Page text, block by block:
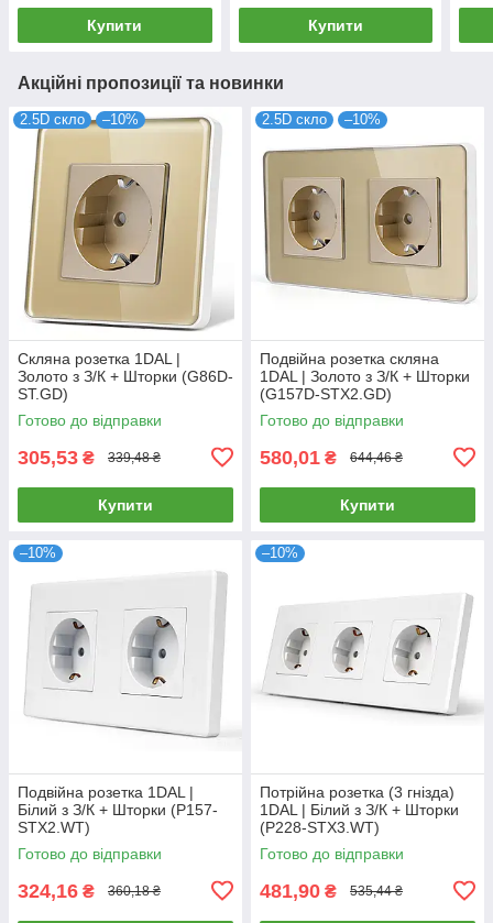
Купити Купити
Акційні пропозиції та новинки
2.5D скло –10%
Скляна розетка 1DAL |
Золото з З/К + Шторки (G86D-
ST.GD)
Готово до відправки
305,53 ₴ 339,48 ₴
Купити
2.5D скло –10%
Подвійна розетка скляна
1DAL | Золото з З/К + Шторки
(G157D-STX2.GD)
Готово до відправки
580,01 ₴ 644,46 ₴
Купити
–10%
Подвійна розетка 1DAL |
Білий з З/К + Шторки (P157-
STX2.WT)
Готово до відправки
324,16 ₴ 360,18 ₴
–10%
Потрійна розетка (3 гнізда)
1DAL | Білий з З/К + Шторки
(P228-STX3.WT)
Готово до відправки
481,90 ₴ 535,44 ₴